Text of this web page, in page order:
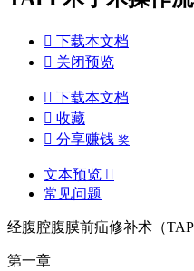
 下载本文档
 关闭预览
 下载本文档
 收藏
 分享赚钱 奖
文本预览 
常见问题
经腹腔腹膜前疝修补术（
第一章